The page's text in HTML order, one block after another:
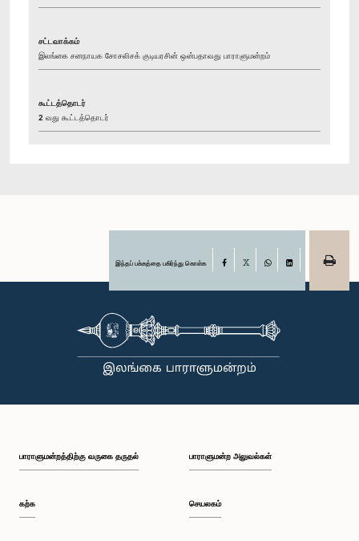
சட்டவாக்கம்
இலங்கை சனநாயக சோசலிசக் குடியரசின் ஒன்பதாவது பாராளுமன்றம்
கூட்டத்தொடர்
2 வது கூட்டத்தொடர்
இந்தப் பக்கத்தை பகிர்ந்து கொள்க Facebook
பாராளுமன்றத்திற்கு வருகை தருதல்
கற்க
பாராளுமன்ற அலுவல்கள்
செயலகம்